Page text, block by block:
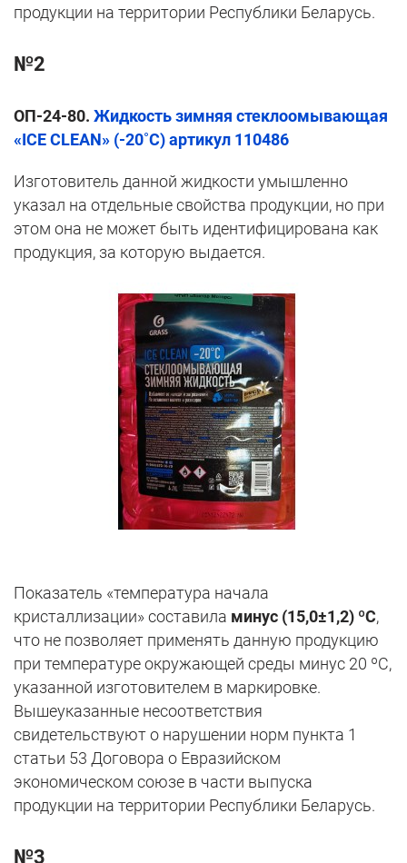
продукции на территории Республики Беларусь.
№2
ОП-24-80. Жидкость зимняя стеклоомывающая
«ICE CLEAN» (-20˚C) артикул 110486
Изготовитель данной жидкости умышленно
указал на отдельные свойства продукции, но при
этом она не может быть идентифицирована как
продукция, за которую выдается.
Показатель «температура начала
кристаллизации» составила минус (15,0±1,2) ºС,
что не позволяет применять данную продукцию
при температуре окружающей среды минус 20 ºС,
указанной изготовителем в маркировке.
Вышеуказанные несоответствия
свидетельствуют о нарушении норм пункта 1
статьи 53 Договора о Евразийском
экономическом союзе в части выпуска
продукции на территории Республики Беларусь.
№3